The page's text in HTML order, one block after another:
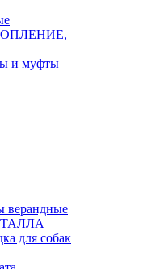
и муфты
верандные
для собак